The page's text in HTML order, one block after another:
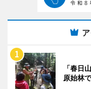
「春日
原始林